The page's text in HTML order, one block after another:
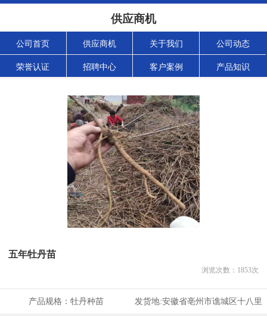
供应商机
公司首页 供应商机 关于我们 公司动态
荣誉认证 招聘中心 客户案例 产品知识
五年牡丹苗
浏览次数： 1853次
产品规格： 牡丹种苗 发货地:安徽省亳州市谯城区十八里